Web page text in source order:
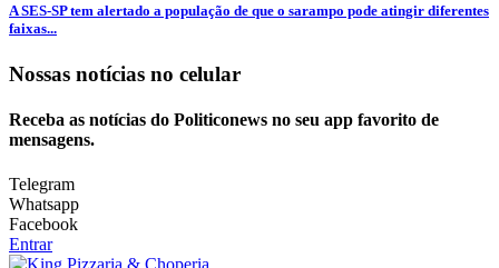
A SES-SP tem alertado a população de que o sarampo pode atingir diferentes
faixas...
Nossas notícias no celular
Receba as notícias do Politiconews no seu app favorito de
mensagens.
Telegram
Whatsapp
Facebook
Entrar